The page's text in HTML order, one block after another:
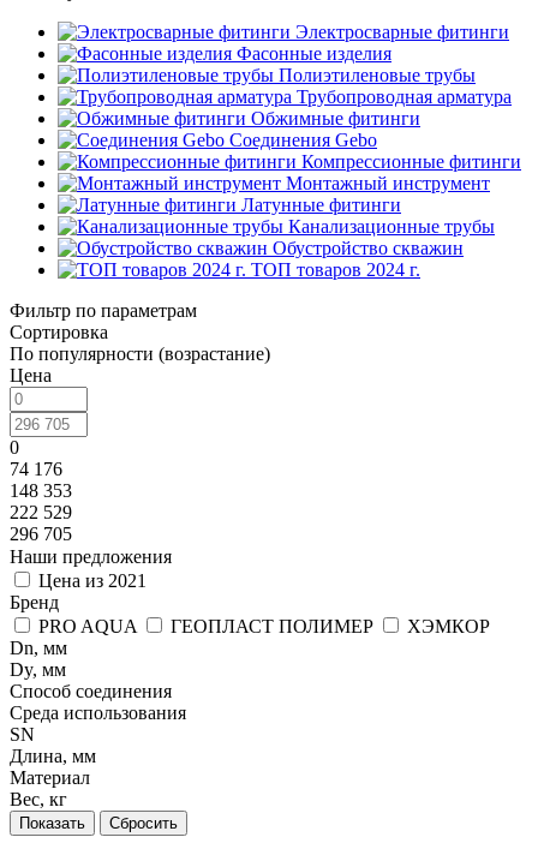
Электросварные фитинги
Фасонные изделия
Полиэтиленовые трубы
Трубопроводная арматура
Обжимные фитинги
Соединения Gebo
Компрессионные фитинги
Монтажный инструмент
Латунные фитинги
Канализационные трубы
Обустройство скважин
ТОП товаров 2024 г.
Фильтр по параметрам
Сортировка
По популярности (возрастание)
Цена
0
74 176
148 353
222 529
296 705
Наши предложения
Цена из 2021
Бренд
PRO AQUA
ГЕОПЛАСТ ПОЛИМЕР
ХЭМКОР
Dn, мм
Dy, мм
Способ соединения
Среда использования
SN
Длина, мм
Материал
Вес, кг
Сбросить